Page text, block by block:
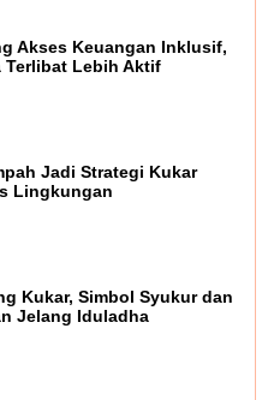
Akses Keuangan Inklusif,
Terlibat Lebih Aktif
Jadi Strategi Kukar
Lingkungan
Kukar, Simbol Syukur dan
Jelang Iduladha